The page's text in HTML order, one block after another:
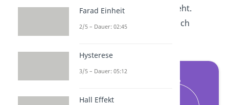
eckigen Darstellung aussieht.
Zeichnen wir das ganze doch
Farad Einheit
2/5 – Dauer: 02:45
Hysterese
3/5 – Dauer: 05:12
Hall Effekt